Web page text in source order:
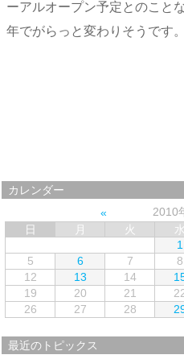
ーアルオープン予定とのこと
年でがらっと変わりそうです。
カレンダー
2010
日
月 火 水
1
5
6 7 8
12
13 14
19
20 21
26
27 28
最近のトピックス